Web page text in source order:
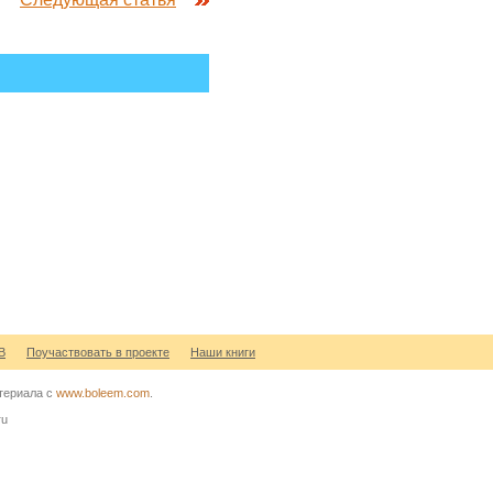
Поучаствовать в проекте Наши книги
с www.boleem.com.